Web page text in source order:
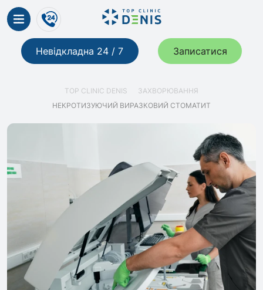
Невідкладна 24 / 7 Записатися
TOP CLINIC DENIS
ЗАХВОРЮВАННЯ
НЕКРОТИЗУЮЧИЙ ВИРАЗКОВИЙ СТОМАТИТ